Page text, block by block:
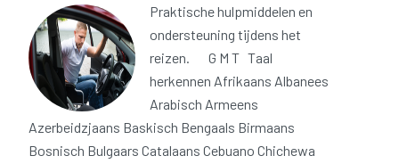
Praktische hulpmiddelen en
ondersteuning tijdens het
reizen. G M T Taal
herkennen Afrikaans Albanees
Arabisch Armeens
Azerbeidzjaans Baskisch Bengaals Birmaans
Bosnisch Bulgaars Catalaans Cebuano Chichewa